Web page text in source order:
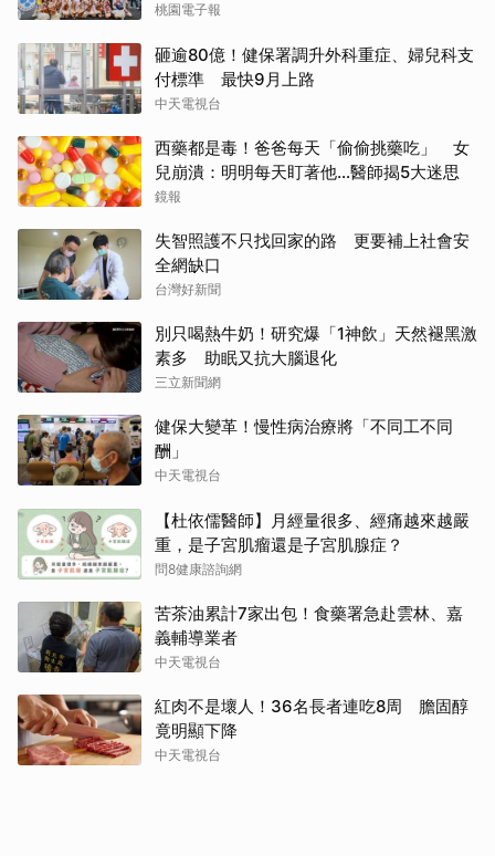
桃園電子報
砸逾80億！健保署調升外科重症、婦兒科支
付標準 最快9月上路
中天電視台
西藥都是毒！爸爸每天「偷偷挑藥吃」 女
兒崩潰：明明每天盯著他…醫師揭5大迷思
鏡報
失智照護不只找回家的路 更要補上社會安
全網缺口
台灣好新聞
別只喝熱牛奶！研究爆「1神飲」天然褪黑激
素多 助眠又抗大腦退化
三立新聞網
健保大變革！慢性病治療將「不同工不同
酬」
中天電視台
【杜依儒醫師】月經量很多、經痛越來越嚴
重，是子宮肌瘤還是子宮肌腺症？
問8健康諮詢網
苦茶油累計7家出包！食藥署急赴雲林、嘉
義輔導業者
中天電視台
紅肉不是壞人！36名長者連吃8周 膽固醇
竟明顯下降
中天電視台